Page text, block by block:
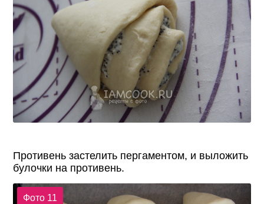
Противень застелить пергаментом, и выложить
булочки на противень.
Фото 11